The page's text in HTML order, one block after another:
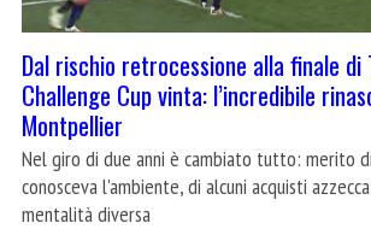
Dal rischio retrocessione alla finale di
Challenge Cup vinta: l’incredibile
Montpellier
Nel giro di due anni è cambiato tutto: merito
conosceva l'ambiente, di alcuni acquisti
mentalità diversa